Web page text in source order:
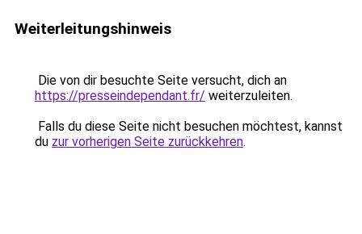
Weiterleitungshinweis
Die von dir besuchte Seite versucht, dich an
https://presseindependant.fr/ weiterzuleiten.
Falls du diese Seite nicht besuchen möchtest, kannst
du zur vorherigen Seite zurückkehren.